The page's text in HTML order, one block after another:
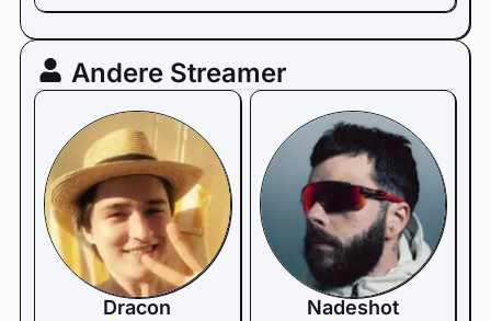
Andere Streamer
Dracon Nadeshot